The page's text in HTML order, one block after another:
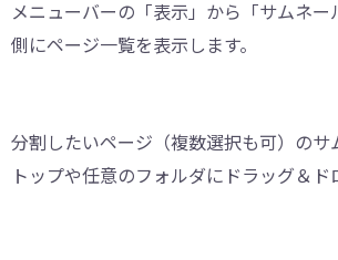
メニューバーの「表示」から「サムネ
側にページ一覧を表示します。
分割したいページ（複数選択も可）のサ
トップや任意のフォルダにドラッグ＆ド